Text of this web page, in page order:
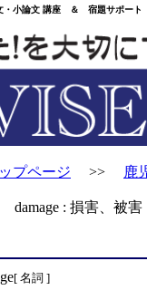
・小論文 講座 ＆ 宿題サポー
ップページ >> 鹿
: 損害、被害
[ 名詞 ]